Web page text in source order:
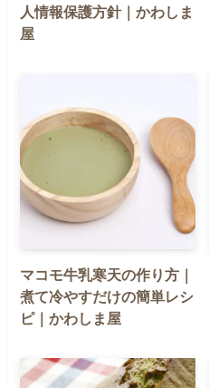
人情報保護方針｜かわしま
屋
マコモ牛乳寒天の作り方｜
煮て冷やすだけの簡単レシ
ピ｜かわしま屋